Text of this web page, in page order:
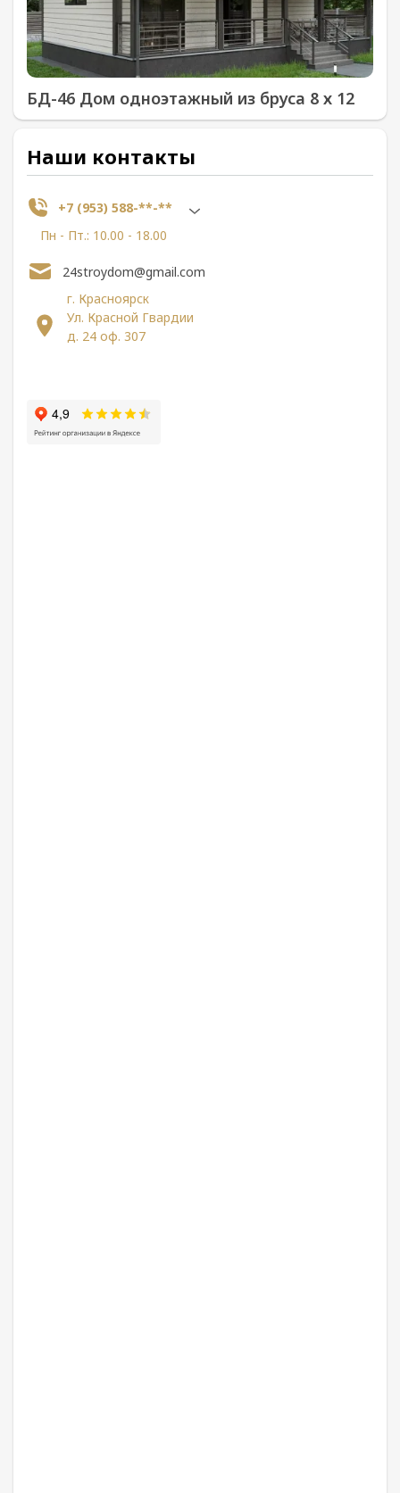
БД-46 Дом одноэтажный из бруса 8 х 12
Наши контакты
+7 (953) 588-**-**
Пн - Пт.: 10.00 - 18.00
г. Красноярск
Ул. Красной Гвардии
д. 24 оф. 307
24stroydom@gmail.com